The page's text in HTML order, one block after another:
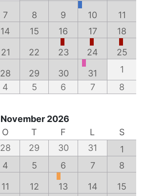
7 8 9 10
11
14 15 16 17 18
21 22 23 24 25
28 29 30 31
1
4 5 6 7 8
November 2026
O T F L
S
28 29 30 31
1
4 5 6 7 8
11 12 13 14
15